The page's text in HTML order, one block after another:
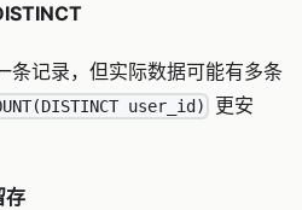
条记录，但实际数据可能有多条
user_id)
更安
存